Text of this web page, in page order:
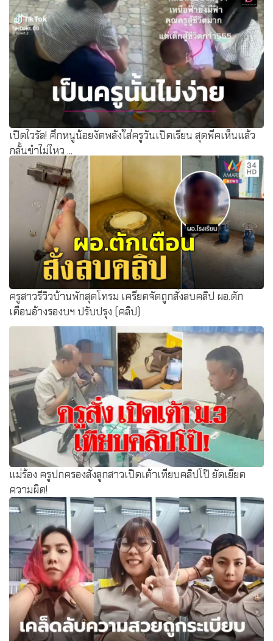
เปิดไวรัล! ศึกหนูน้อยงัดพลังใส่ครูวันเปิดเรียน สุดพีคเห็นแล้ว
กลั้นขำไม่ไหว ...
ครูสาวรีวิวบ้านพักสุดโทรม เครียดจัดถูกสั่งลบคลิป ผอ.ตัก
เตือนอ้างรองบฯ ปรับปรุง (คลิป)
แม่ร้อง ครูปกครองสั่งลูกสาวเปิดเต้าเทียบคลิปโป๊ ยัดเยียด
ความผิด!